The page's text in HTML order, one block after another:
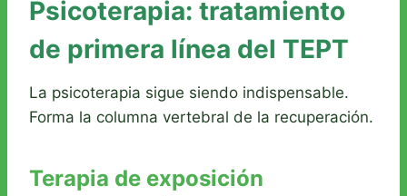
Psicoterapia: tratamiento
de primera línea del TEPT
La psicoterapia sigue siendo indispensable.
Forma la columna vertebral de la recuperación.
Terapia de exposición